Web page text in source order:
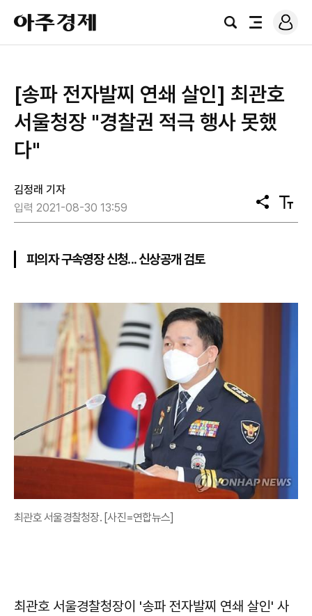
아
주
경
검
전
로
그
[송파 전자발찌 연쇄 살인] 최관호
서울청장 "경찰권 적극 행사 못했
다"
김정래 기자
입력 2021-08-30 13:59
공
유
텍
스
피의자 구속영장 신청... 신상공개 검토
최관호 서울경찰청장. [사진=연합뉴스]
최관호 서울경찰청장이 '송파 전자발찌 연쇄 살인' 사